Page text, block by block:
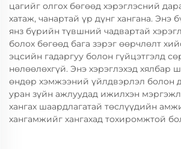
цагийг олгох бөгөөд хэрэглэсний
хатаж, чанартай үр дүнг хангана. Энэ
янз бүрийн түвшний чадвартай
болох бөгөөд бага зэрэг өөрчлөлт
эцсийн гадаргуу болон гүйцэтгэлд
нөлөөлөхгүй. Энэ хэрэглэхэд хялбар
өндөр хэмжээний үйлдвэрлэл болон
уран зүйн ажлуудад ижилхэн
хангах шаардлагатай төслүүдийн
хангамжийг хангахад тохиромжтой